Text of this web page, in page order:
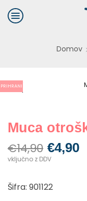
Domov
PRIHRANI
Muca
€14,90 €4,90
vključno z DDV
Šifra: 901122